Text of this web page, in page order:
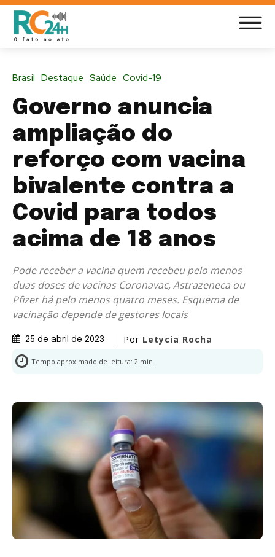
Brasil Destaque Saúde Covid-19
Governo anuncia
ampliação do
reforço com vacina
bivalente contra a
Covid para todos
acima de 18 anos
Pode receber a vacina quem recebeu pelo menos
duas doses de vacinas Coronavac, Astrazeneca ou
Pfizer há pelo menos quatro meses. Esquema de
vacinação depende de gestores locais
25 de abril de 2023 Por Letycia Rocha
Tempo aproximado de leitura: 2 min.